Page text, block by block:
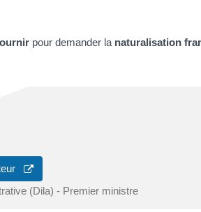
pour demander la naturalisation
(Dila) - Premier ministre